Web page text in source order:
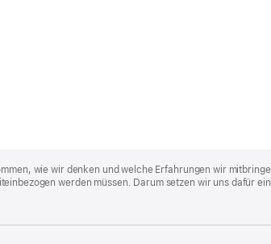
wie wir denken und welche Erfahrungen wir
werden müssen. Darum setzen wir uns dafür